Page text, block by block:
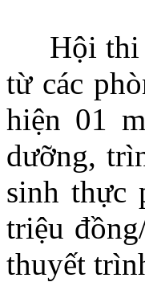
Hội thi
từ các
hiện 01
dưỡng,
sinh thực
triệu
thuyết